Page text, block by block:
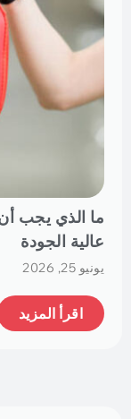
عالية الجودة
يونيو 25, 2026
اقرأ المزيد